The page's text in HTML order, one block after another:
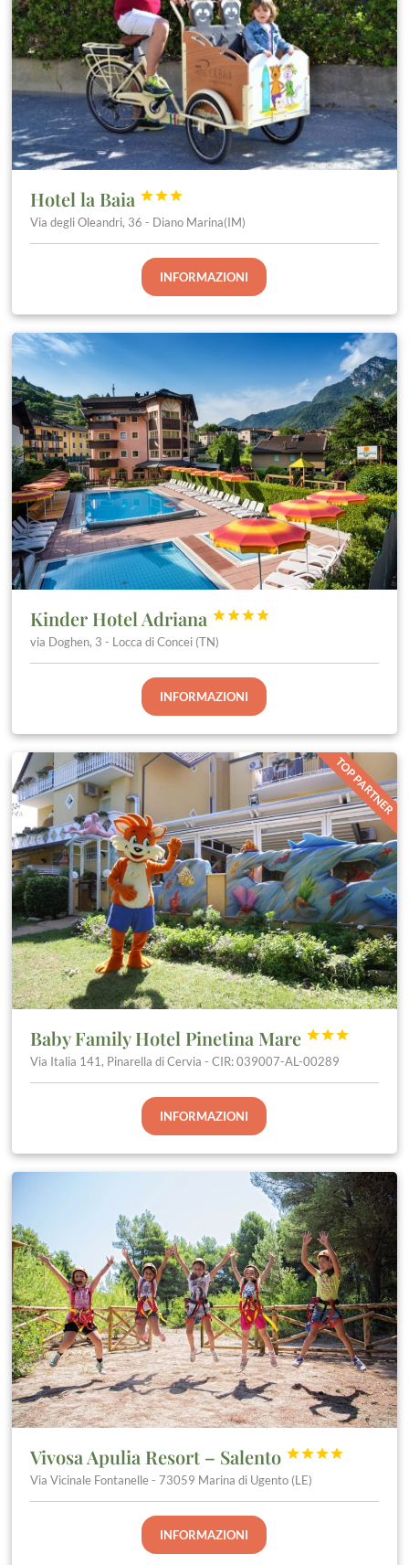
Hotel la Baia 


Via degli Oleandri, 36 - Diano Marina(IM)
INFORMAZIONI
Kinder Hotel Adriana 



via Doghen, 3 - Locca di Concei (TN)
INFORMAZIONI
TOP PARTNER
Baby Family Hotel Pinetina Mare 


Via Italia 141, Pinarella di Cervia - CIR: 039007-AL-00289
INFORMAZIONI
Vivosa Apulia Resort – Salento 



Via Vicinale Fontanelle - 73059 Marina di Ugento (LE)
INFORMAZIONI